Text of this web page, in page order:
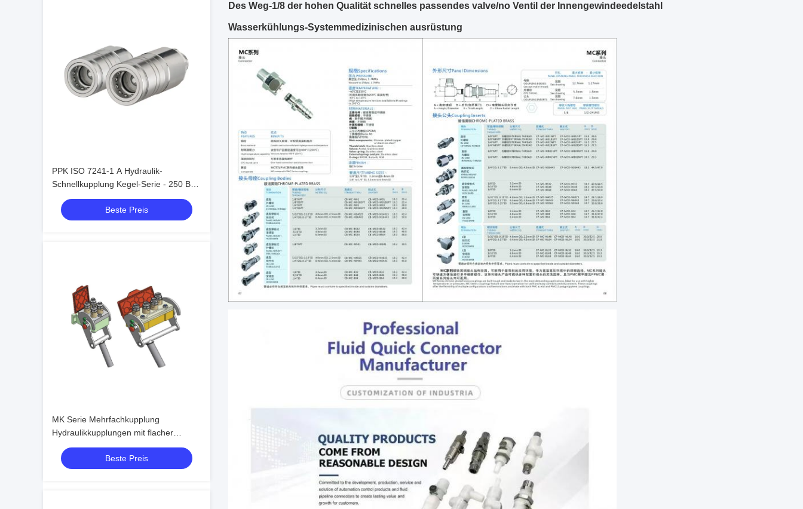
PPK ISO 7241-1 A Hydraulik-
Schnellkupplung Kegel-Serie - 250 Bar
Stahlkugelverriegelung für
SchwermaschinenBeste Preis
MK Serie Mehrfachkupplung
Hydraulikkupplungen mit flacher
Dichtfläche ISO-Standard
Schnellkupplungssystem
Beste Preis
Des Weg-1/8 der hohen Qualität schnelles passendes valve/no Ventil der Innengewindeedelstahl
Wasserkühlungs-Systemmedizinischen ausrüstung